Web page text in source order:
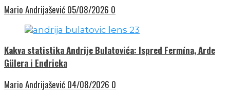
Mario Andrijašević 05/08/2026 0
Kakva statistika Andrije Bulatovića: Ispred Fermína, Arde
Gülera i Endricka
Mario Andrijašević 04/08/2026 0